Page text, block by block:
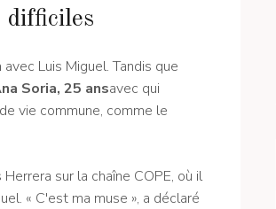
difficiles
Luis Miguel. Tandis que
Soria, 25 ansavec qui
vie commune, comme le
sur la chaîne COPE, où il
« C'est ma muse », a déclaré